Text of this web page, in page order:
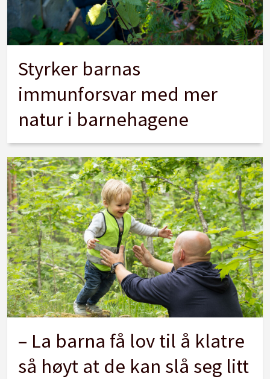
Styrker barnas
immunforsvar med mer
natur i barnehagene
– La barna få lov til å klatre
så høyt at de kan slå seg litt